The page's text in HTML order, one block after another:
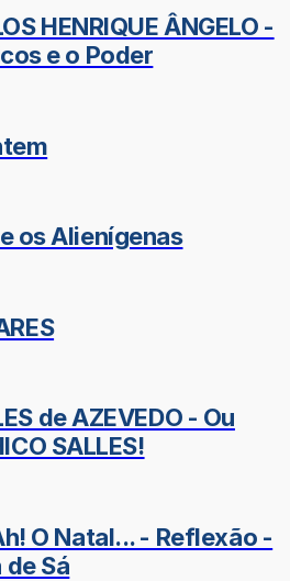
HENRIQUE ÂNGELO -
e o Poder
os Alienígenas
de AZEVEDO - Ou
SALLES!
O Natal... - Reflexão -
Sá